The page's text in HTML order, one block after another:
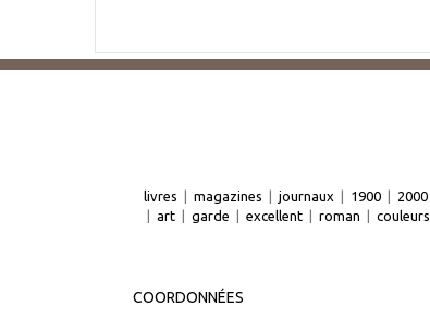
livres | magazines | journaux | 1900 | 2000
| art | garde | excellent | roman | couleurs
COORDONNÉES